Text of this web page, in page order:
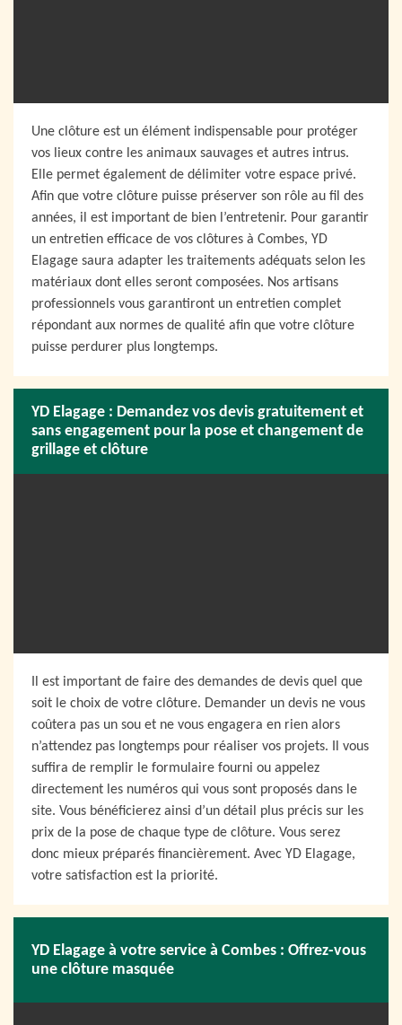
Une clôture est un élément indispensable pour protéger
vos lieux contre les animaux sauvages et autres intrus.
Elle permet également de délimiter votre espace privé.
Afin que votre clôture puisse préserver son rôle au fil des
années, il est important de bien l’entretenir. Pour garantir
un entretien efficace de vos clôtures à Combes, YD
Elagage saura adapter les traitements adéquats selon les
matériaux dont elles seront composées. Nos artisans
professionnels vous garantiront un entretien complet
répondant aux normes de qualité afin que votre clôture
puisse perdurer plus longtemps.
YD Elagage : Demandez vos devis gratuitement et
sans engagement pour la pose et changement de
grillage et clôture
Il est important de faire des demandes de devis quel que
soit le choix de votre clôture. Demander un devis ne vous
coûtera pas un sou et ne vous engagera en rien alors
n’attendez pas longtemps pour réaliser vos projets. Il vous
suffira de remplir le formulaire fourni ou appelez
directement les numéros qui vous sont proposés dans le
site. Vous bénéficierez ainsi d’un détail plus précis sur les
prix de la pose de chaque type de clôture. Vous serez
donc mieux préparés financièrement. Avec YD Elagage,
votre satisfaction est la priorité.
YD Elagage à votre service à Combes : Offrez-vous
une clôture masquée